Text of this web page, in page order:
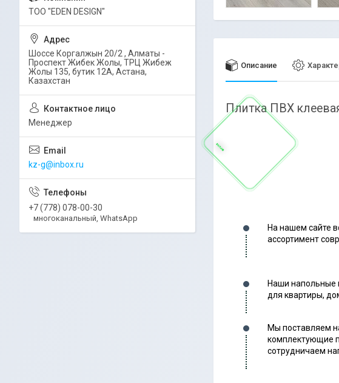
Описание
Плитка ПВХ
На нашем сайте
ассортимент
Наши напольные
для квартиры,
Мы поставляем
комплектующие
сотрудничаем
ТОО "EDEN DESIGN"
Шоссе Коргалжын 20/2 , Алматы -
Проспект Жибек Жолы, ТРЦ Жибеж
Жолы 135, бутик 12А, Астана,
Казахстан
Менеджер
kz-g@inbox.ru
+7 (778) 078-00-30
многоканальный, WhatsApp